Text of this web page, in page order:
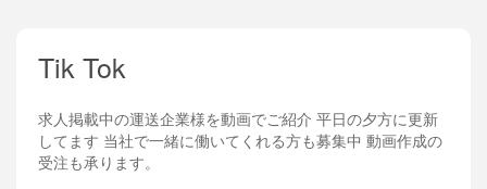
Tik Tok
求人掲載中の運送企業様を動画でご紹介 平日の夕方に更新
してます 当社で一緒に働いてくれる方も募集中 動画作成の
受注も承ります。